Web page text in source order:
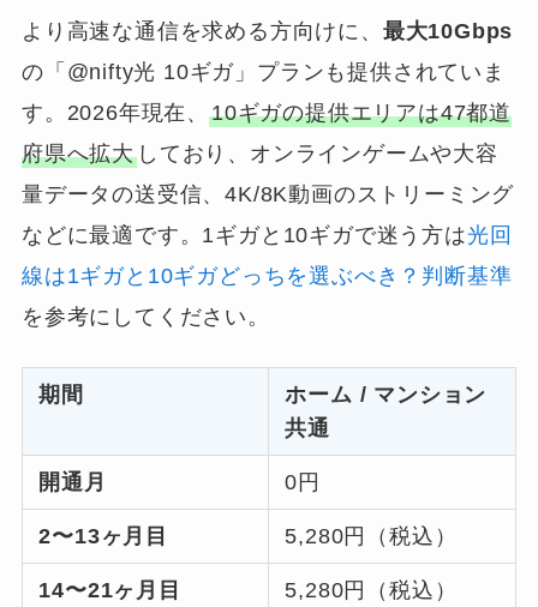
より高速な通信を求める方向けに、 最大10Gbps
の「@nifty光 10ギガ」プランも提供されていま
す。2026年現在、 10ギガの提供エリアは47都道
府県へ拡大しており、オンラインゲームや大容
量データの送受信、4K/8K動画のストリーミング
などに最適です。1ギガと10ギガで迷う方は光回
線は1ギガと10ギガどっちを選ぶべき？判断基準
を参考にしてください。
期間
ホーム / マンション
共通
開通月 0円
2〜13ヶ月目 5,280円（税込）
14〜21ヶ月目 5,280円（税込）